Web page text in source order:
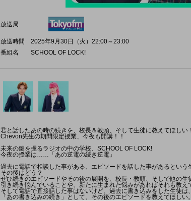
放送局
放送時間
2025年9月30日（火）22:00～23:00
番組名
SCHOOL OF LOCK!
君と話したあの時の続きを、校長＆教頭、そして生徒に教えてほしい！
Chevon先生の期間限定授業、今夜も開講！！
未来の鍵を握るラジオの中の学校、SCHOOL OF LOCK!
今夜の授業は……「あの逆電の続き逆電」
過去に電話で相談した事がある、エピソードを話した事があるという
その後はどう？
ぜひ続きのエピソードやその後の展開を、校長・教頭、そして他の生
引き続き悩んでいることや、新たに生まれた悩みがあればそれも教え
そして電話で直接話した事はないけど、過去に書き込みをした生徒は、
「あの書き込みの続き」として、その後のエピソードを教えてほしい。